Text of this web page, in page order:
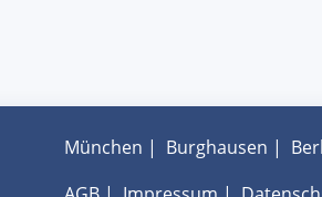
München | Burghausen |